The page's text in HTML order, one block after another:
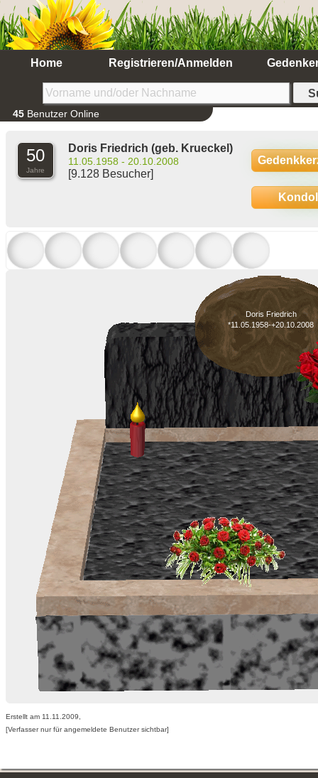
Home Registrieren/Anmelden
45 Benutzer Online
50
Jahre
Doris Friedrich (geb. Krueckel)
11.05.1958 - 20.10.2008
[9.128 Besucher]
Doris Friedrich
*11.05.1958-+20.10.2008
Erstellt am 11.11.2009,
[Verfasser nur für angemeldete Benutzer sichtbar]